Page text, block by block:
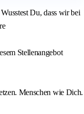
Du, dass wir bei
Stellenangebot
Menschen wie Dich.